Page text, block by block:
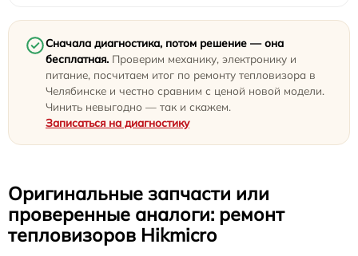
Сначала диагностика, потом решение — она
бесплатная. Проверим механику, электронику и
питание, посчитаем итог по ремонту тепловизора в
Челябинске и честно сравним с ценой новой модели.
Чинить невыгодно — так и скажем.
Записаться на диагностику
Оригинальные запчасти или
проверенные аналоги: ремонт
тепловизоров Hikmicro